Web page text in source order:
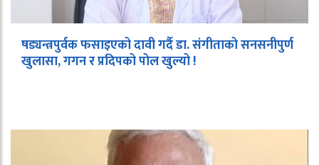
षड्यन्त्रपुर्वक फसाइएको दावी गर्दै डा. संगीताको सनसनीपुर्ण
खुलासा, गगन र प्रदिपको पोल खुल्यो !